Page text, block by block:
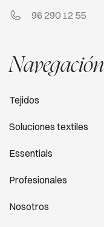
96 290 12 55
Navegación
Tejidos
Soluciones textiles
Essentials
Profesionales
Nosotros